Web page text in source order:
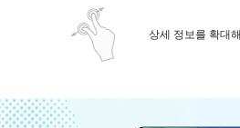
상세 정보를 확대